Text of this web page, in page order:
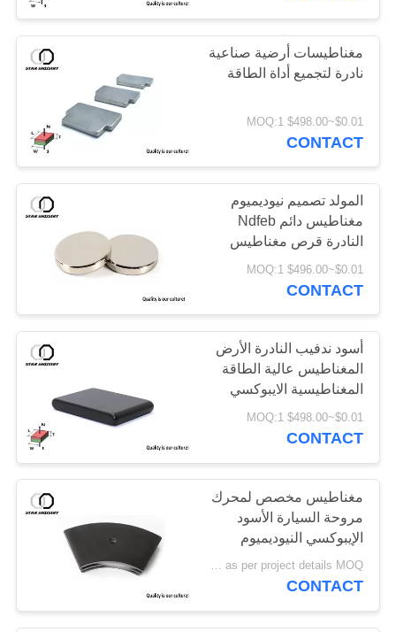
مغناطيسات أرضية صناعية
نادرة لتجميع أداة الطاقة
$0.01~$498.00 MOQ:1
CONTACT
المولد تصميم نيوديميوم
مغناطيس دائم Ndfeb
النادرة قرص مغناطيس
$0.01~$496.00 MOQ:1
CONTACT
أسود ندفيب النادرة الأرض
المغناطيس عالية الطاقة
المغناطيسية الايبوكسي
المغلفة لتوربينات الرياح
$0.01~$498.00 MOQ:1
CONTACT
مغناطيس مخصص لمحرك
مروحة السيارة الأسود
الإيبوكسي النيوديميوم
مغناطيس دائم نادر الأرض
ندفيب
Negotiable as per project details MOQ:عينة أمر
CONTACT